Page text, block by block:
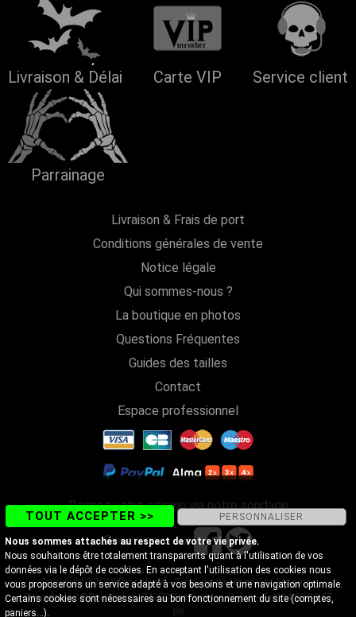
Livraison & Délai Carte VIP Service client
Parrainage
Livraison & Frais de port
Conditions générales de vente
Notice légale
Qui sommes-nous ?
La boutique en photos
Questions Fréquentes
Guides des tailles
Contact
Espace professionnel
Donnez votre opinion via notre sondage
Suivez-nous sur
Copyright@2018 Discobole - Tous droits réservés - Magasin
Discobole 18 Rue Vallon, 74200 Thonon-les-Bains - Tel. 04 50 26 57
88
TOUT ACCEPTER >> PERSONNALISER
Nous sommes attachés au respect de votre vie privée.
Nous souhaitons être totalement transparents quant à l'utilisation de vos
données via le dépôt de cookies. En acceptant l'utilisation des cookies nous
vous proposerons un service adapté à vos besoins et une navigation optimale.
Certains cookies sont nécessaires au bon fonctionnement du site (comptes,
paniers...).